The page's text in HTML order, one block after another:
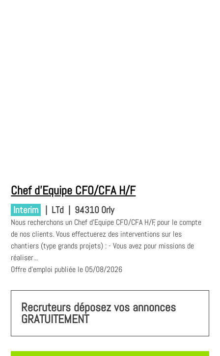
Chef d'Equipe CFO/CFA H/F
Interim | LTd | 94310 Orly
Nous recherchons un Chef d'Equipe CFO/CFA H/F, pour le compte
de nos clients. Vous effectuerez des interventions sur les
chantiers (type grands projets) : - Vous avez pour missions de
réaliser...
Offre d'emploi publiée le 05/08/2026
Recruteurs déposez vos annonces
GRATUITEMENT